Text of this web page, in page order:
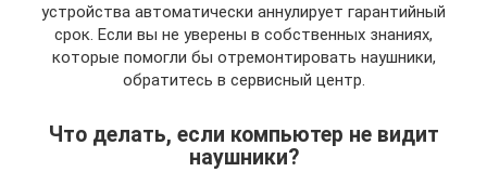
устройства автоматически аннулирует гарантийный
срок. Если вы не уверены в собственных знаниях,
которые помогли бы отремонтировать наушники,
обратитесь в сервисный центр.
Что делать, если компьютер не видит
наушники?